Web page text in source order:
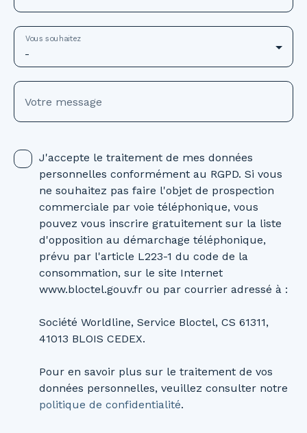
-
Vous souhaitez
Votre message
J'accepte le traitement de mes données
personnelles conformément au RGPD. Si vous
ne souhaitez pas faire l'objet de prospection
commerciale par voie téléphonique, vous
pouvez vous inscrire gratuitement sur la liste
d'opposition au démarchage téléphonique,
prévu par l'article L223-1 du code de la
consommation, sur le site Internet
www.bloctel.gouv.fr ou par courrier adressé à :
Société Worldline, Service Bloctel, CS 61311,
41013 BLOIS CEDEX.
Pour en savoir plus sur le traitement de vos
données personnelles, veuillez consulter notre
politique de confidentialité.